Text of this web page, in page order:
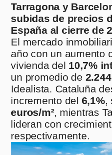
Tarragona y
subidas de precios
España al cierre de
El mercado
año con un aumento
vivienda del 10,7%
un promedio de
Idealista. Cataluña
incremento del 6,1%,
euros/m², mientras
lideran con
respectivamente.